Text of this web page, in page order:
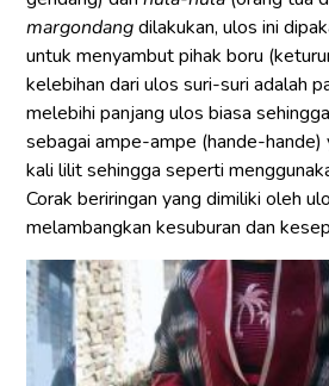
margondangdilakukan, ulos ini
untuk menyambut pihak boru
kelebihan dari ulos suri-suri adalah
melebihi panjang ulos biasa
sebagai ampe-ampe (hande-hande)
kali lilit sehingga seperti
Corak beriringan yang dimiliki oleh
melambangkan kesuburan dan